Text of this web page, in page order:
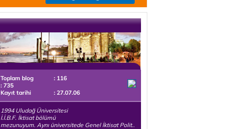
Toplam blog
: 116
: 735
Kayıt tarihi
: 27.07.06
1994 Uludağ Üniversitesi
İ.İ.B.F. İktisat bölümü
mezunuyum. Aynı üniversitede Genel İktisat Polit..